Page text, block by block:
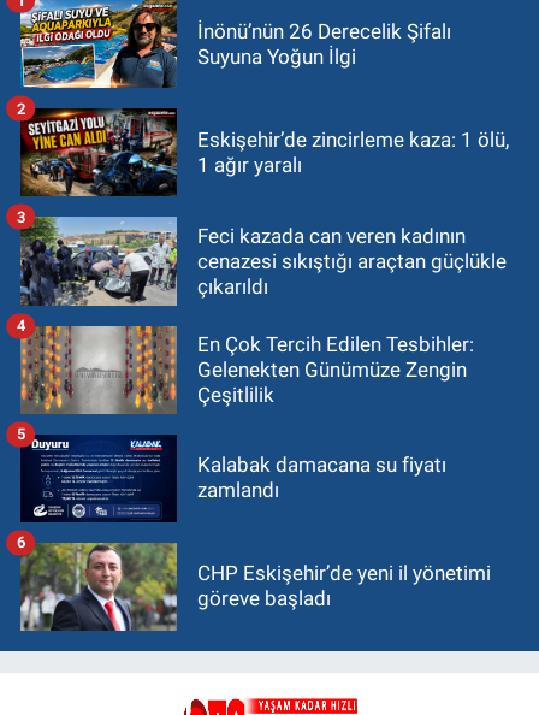
İnönü’nün 26 Derecelik Şifalı
Suyuna Yoğun İlgi
Eskişehir’de zincirleme kaza: 1 ölü,
1 ağır yaralı
2
Feci kazada can veren kadının
cenazesi sıkıştığı araçtan güçlükle
çıkarıldı
3
En Çok Tercih Edilen Tesbihler:
Gelenekten Günümüze Zengin
Çeşitlilik
4
Kalabak damacana su fiyatı
zamlandı
5
CHP Eskişehir’de yeni il yönetimi
göreve başladı
6